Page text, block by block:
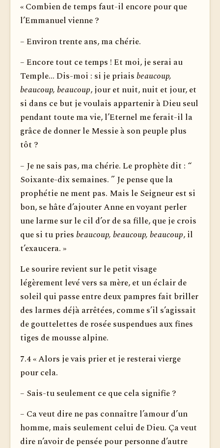
« Combien de temps faut-il encore pour que
l’Emmanuel vienne ?
– Environ trente ans, ma chérie.
– Encore tout ce temps ! Et moi, je serai au
Temple... Dis-moi : si je priaisbeaucoup,
beaucoup, beaucoup, jour et nuit, nuit et jour, et
si dans ce but je voulais appartenir à Dieu seul
pendant toute ma vie, l’Eternel me ferait-il la
grâce de donner le Messie à son peuple plus
tôt ?
– Je ne sais pas, ma chérie. Le prophète dit : “
Soixante-dix semaines. ” Je pense que la
prophétie ne ment pas. Mais le Seigneur est si
bon, se hâte d’ajouter Anne en voyant perler
une larme sur le cil d’or de sa fille, que je crois
que si tu priesbeaucoup, beaucoup, beaucoup, il
t’exaucera. »
Le sourire revient sur le petit visage
légèrement levé vers sa mère, et un éclair de
soleil qui passe entre deux pampres fait briller
des larmes déjà arrêtées, comme s’il s’agissait
de gouttelettes de rosée suspendues aux fines
tiges de mousse alpine.
7.4 « Alors je vais prier et je resterai vierge
pour cela.
– Sais-tu seulement ce que cela signifie ?
– Ca veut dire ne pas connaître l’amour d’un
homme, mais seulement celui de Dieu. Ça veut
dire n’avoir de pensée pour personne d’autre